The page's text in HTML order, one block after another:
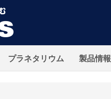
プラネタリウム 製品情報